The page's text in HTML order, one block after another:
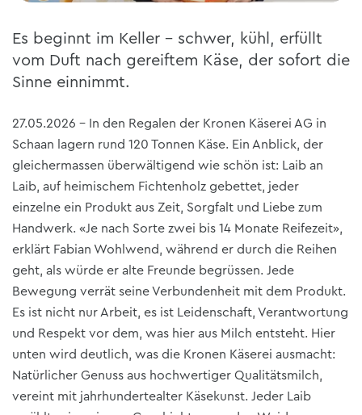
Es beginnt im Keller – schwer, kühl, erfüllt
vom Duft nach gereiftem Käse, der sofort die
Sinne einnimmt.
27.05.2026 - In den Regalen der Kronen Käserei AG in
Schaan lagern rund 120 Tonnen Käse. Ein Anblick, der
gleichermassen überwältigend wie schön ist: Laib an
Laib, auf heimischem Fichtenholz gebettet, jeder
einzelne ein Produkt aus Zeit, Sorgfalt und Liebe zum
Handwerk. «Je nach Sorte zwei bis 14 Monate Reifezeit»,
erklärt Fabian Wohlwend, während er durch die Reihen
geht, als würde er alte Freunde begrüssen. Jede
Bewegung verrät seine Verbundenheit mit dem Produkt.
Es ist nicht nur Arbeit, es ist Leidenschaft, Verantwortung
und Respekt vor dem, was hier aus Milch entsteht. Hier
unten wird deutlich, was die Kronen Käserei ausmacht:
Natürlicher Genuss aus hochwertiger Qualitätsmilch,
vereint mit jahrhundertealter Käsekunst. Jeder Laib